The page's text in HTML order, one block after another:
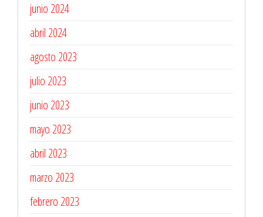
junio 2024
abril 2024
agosto 2023
julio 2023
junio 2023
mayo 2023
abril 2023
marzo 2023
febrero 2023